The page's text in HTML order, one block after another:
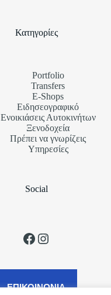
Κατηγορίες
Portfolio
Transfers
Ε-Shops
Ειδησεογραφικό
Ενοικιάσεις Αυτοκινήτων
Ξενοδοχεία
Πρέπει να γνωρίζεις
Υπηρεσίες
Social
Facebook
Instagram
ΕΠΙΚΟΙΝΩΝΙΑ